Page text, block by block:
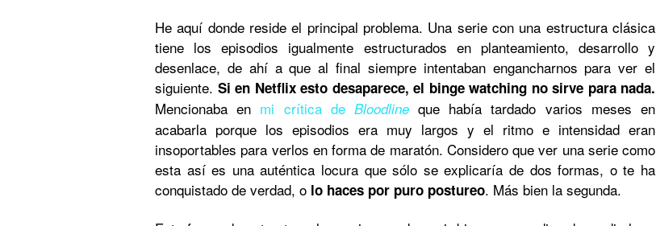
He aquí donde reside el principal problema. Una serie con una estructura clásica
tiene los episodios igualmente estructurados en planteamiento, desarrollo y
desenlace, de ahí a que al final siempre intentaban engancharnos para ver el
siguiente. Si en Netflix esto desaparece, el binge watching no sirve para nada.
Mencionaba en mi crítica de Bloodlineque había tardado varios meses en
acabarla porque los episodios era muy largos y el ritmo e intensidad eran
insoportables para verlos en forma de maratón. Considero que ver una serie como
esta así es una auténtica locura que sólo se explicaría de dos formas, o te ha
conquistado de verdad, o lo haces por puro postureo. Más bien la segunda.